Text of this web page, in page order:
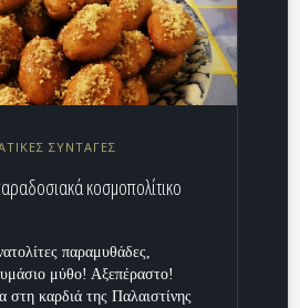
ΣΥΝΤΑΓΕΣ
κοσμοπολίτικο
παραμυθάδες,
μύθο! Αξεπέραστο!
στη καρδιά της Παλαιστίνης